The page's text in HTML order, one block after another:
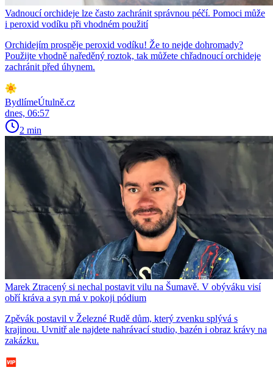
Vadnoucí orchideje lze často zachránit správnou péčí. Pomoci může
i peroxid vodíku při vhodném použití
Orchidejím prospěje peroxid vodíku! Že to nejde dohromady?
Použijte vhodně naředěný roztok, tak můžete chřadnoucí orchideje
zachránit před úhynem.
BydlímeÚtulně.cz
dnes, 06:57
2 min
Marek Ztracený si nechal postavit vilu na Šumavě. V obýváku visí
obří kráva a syn má v pokoji pódium
Zpěvák postavil v Železné Rudě dům, který zvenku splývá s
krajinou. Uvnitř ale najdete nahrávací studio, bazén i obraz krávy na
zakázku.